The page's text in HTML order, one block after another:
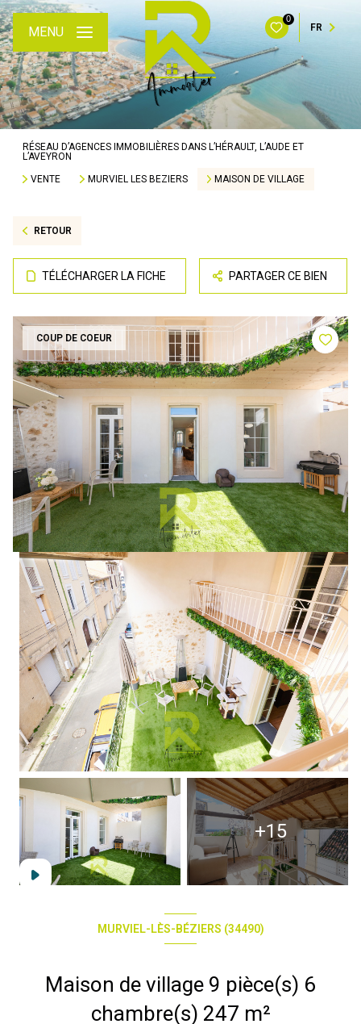
0
FR
MENU
RÉSEAU D’AGENCES IMMOBILIÈRES DANS L’HÉRAULT, L’AUDE ET
L’AVEYRON
VENTE
MURVIEL LES BEZIERS MAISON DE VILLAGE
RETOUR
TÉLÉCHARGER LA FICHE PARTAGER CE BIEN
COUP DE COEUR
+15
MURVIEL-LÈS-BÉZIERS (34490)
Maison de village 9 pièce(s) 6
chambre(s) 247 m²